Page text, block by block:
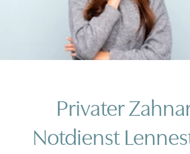
Privater
Notdienst